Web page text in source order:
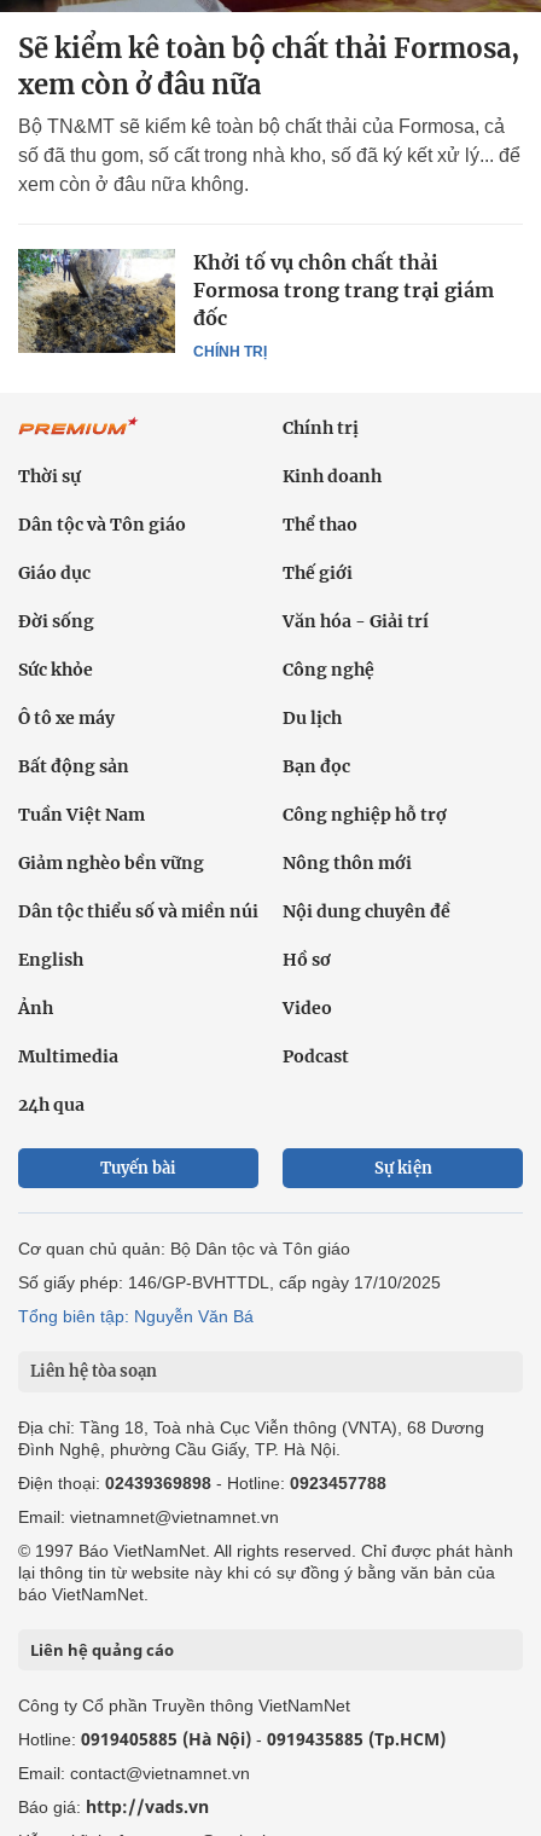
Sẽ kiểm kê toàn bộ chất thải Formosa,
xem còn ở đâu nữa
Bộ TN&MT sẽ kiểm kê toàn bộ chất thải của Formosa, cả
số đã thu gom, số cất trong nhà kho, số đã ký kết xử lý... để
xem còn ở đâu nữa không.
CHÍNH TRỊ
Khởi tố vụ chôn chất thải
Formosa trong trang trại giám
đốc
Chính trị
Thời sự Kinh doanh
Dân tộc và Tôn giáo Thể thao
Giáo dục Thế giới
Đời sống Văn hóa - Giải trí
Sức khỏe Công nghệ
Ô tô xe máy Du lịch
Bất động sản Bạn đọc
Tuần Việt Nam Công nghiệp hỗ trợ
Giảm nghèo bền vững Nông thôn mới
Dân tộc thiểu số và miền núi Nội dung chuyên đề
English Hồ sơ
Ảnh Video
Multimedia Podcast
24h qua
Tuyến bài Sự kiện
Cơ quan chủ quản: Bộ Dân tộc và Tôn giáo
Số giấy phép: 146/GP-BVHTTDL, cấp ngày 17/10/2025
Tổng biên tập: Nguyễn Văn Bá
Liên hệ tòa soạn
Địa chỉ: Tầng 18, Toà nhà Cục Viễn thông (VNTA), 68 Dương
Đình Nghệ, phường Cầu Giấy, TP. Hà Nội.
Điện thoại: 02439369898 - Hotline: 0923457788
Email: vietnamnet@vietnamnet.vn
© 1997 Báo VietNamNet. All rights reserved. Chỉ được phát hành
lại thông tin từ website này khi có sự đồng ý bằng văn bản của
báo VietNamNet.
Liên hệ quảng cáo
Công ty Cổ phần Truyền thông VietNamNet
Hotline: 0919405885 (Hà Nội) - 0919435885 (Tp.HCM)
Email: contact@vietnamnet.vn
Báo giá: http://vads.vn